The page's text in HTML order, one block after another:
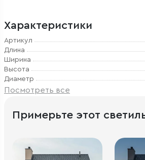
Характеристики
Артикул
Длина
Ширина
Высота
Диаметр
Посмотреть все
Примерьте этот